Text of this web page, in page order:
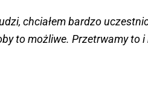
chciałem bardzo
to możliwe. Przetrwamy to